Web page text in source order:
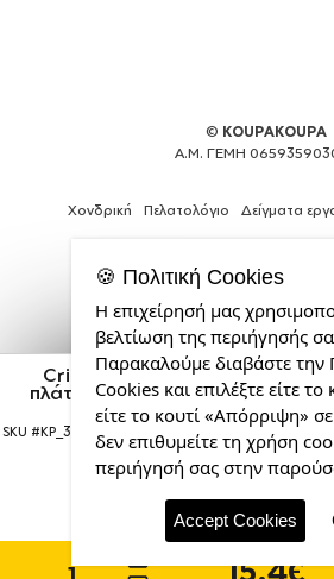
Cristiano Ronaldo (Κριστιάνο
πλάτης πουγκί GYMBAG Μαύρη,
& χονδρά
SKU #KP_33399_gymbag-bb-black Η
courier
15.4€
© KOUPAKOUPA
Α.Μ. ΓΕΜΗ
Χονδρική Πελατολόγιο Δείγματα
Expert
Web
Services
από
την
CDL.gr
🍪 Πολιτική Cookies
Η επιχείρησή μας
βελτίωση της περιήγησής
Παρακαλούμε διαβάστε την
Cookies και επιλέξτε είτε
είτε το κουτί «Απόρριψη»
δεν επιθυμείτε τη χρήση
περιήγησή σας στην
Accept Cookies